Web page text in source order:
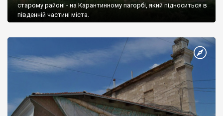
старому районі - на Карантинному пагорбі, який підноситься в
південній частині міста.